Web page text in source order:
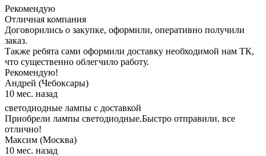
Рекомендую
Отличная компания
Договорились о закупке, оформили, оперативно получили
заказ.
Также ребята сами оформили доставку необходимой нам ТК,
что существенно облегчило работу.
Рекомендую!
Андрей (Чебоксары)
10 мес. назад
светодиодные лампы с доставкой
Приобрели лампы светодиодные.Быстро отправили. все
отлично!
Максим (Москва)
10 мес. назад